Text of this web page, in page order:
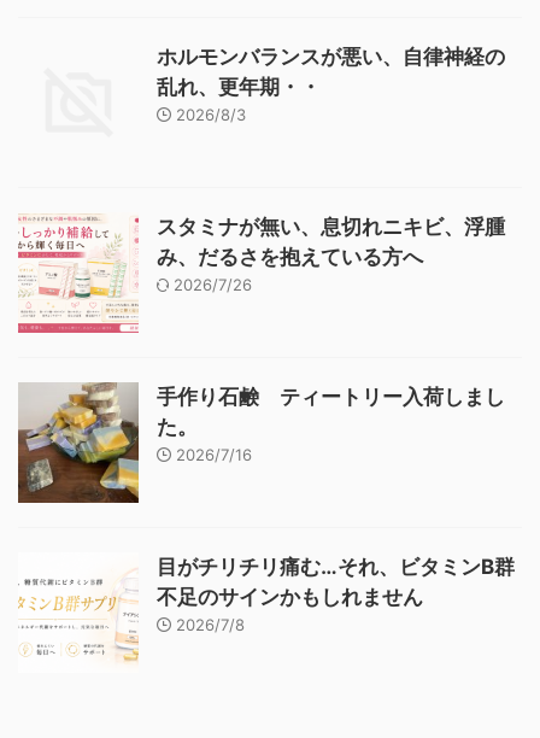
ホルモンバランスが悪い、自律神経の
乱れ、更年期・・
2026/8/3
スタミナが無い、息切れニキビ、浮腫
み、だるさを抱えている方へ
2026/7/26
手作り石鹸 ティートリー入荷しまし
た。
2026/7/16
目がチリチリ痛む…それ、ビタミンB群
不足のサインかもしれません
2026/7/8